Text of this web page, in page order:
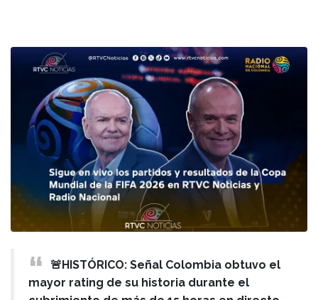
🚨HISTÓRICO: Señal Colombia obtuvo el
mayor rating de su historia durante el